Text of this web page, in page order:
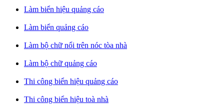
Làm biển hiệu quảng cáo
Làm biển quảng cáo
Làm bộ chữ nổi trên nóc tòa nhà
Làm bộ chữ quảng cáo
Thi công biển hiệu quảng cáo
Thi công biển hiệu toà nhà